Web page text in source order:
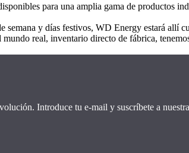
para una amplia gama de productos
y días festivos, WD Energy estará allí
real, inventario directo de fábrica,
Introduce tu e-mail y suscríbete a